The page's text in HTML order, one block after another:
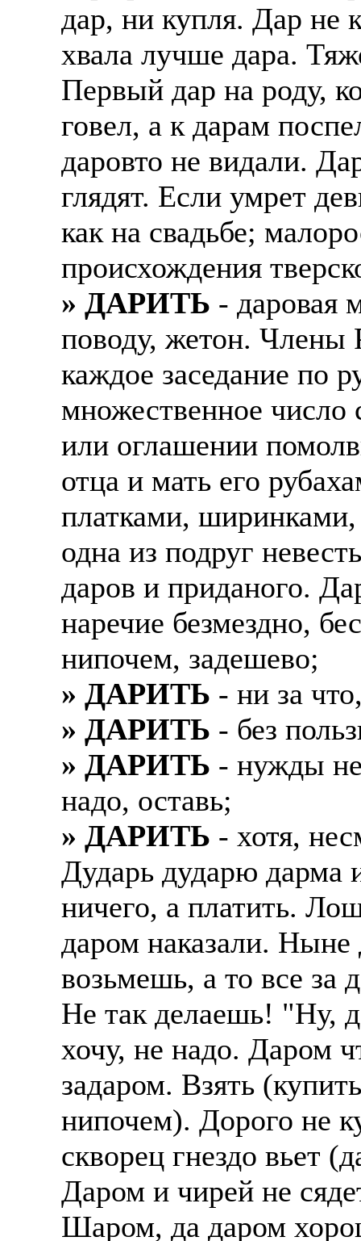
# трудоустройство за
# трудоустройство за
дар, ни купля. Дар не
хвала лучше дара.
Первый дар на роду,
говел, а к дарам
даровто не видали.
глядят. Если умрет
как на свадьбе;
происхождения
» ДАРИТЬ - даровая
поводу, жетон. Члены
каждое заседание по
множественное число
или оглашении
отца и мать его
платками,
одна из подруг
даров и приданого.
наречие безмездно,
нипочем, задешево;
» ДАРИТЬ - ни за
» ДАРИТЬ - без
» ДАРИТЬ - нужды
надо, оставь;
» ДАРИТЬ - хотя,
Дударь дударю дарма
ничего, а платить.
даром наказали. Ныне
возьмешь, а то все за
Не так делаешь! "Ну,
хочу, не надо. Даром
задаром. Взять
нипочем). Дорого не
скворец гнездо вьет
Даром и чирей не
Шаром, да даром